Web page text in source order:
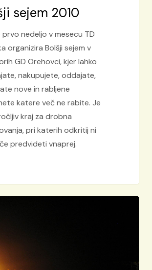
sejem 2010
prvo nedeljo v mesecu TD
organizira Bolšji sejem v
GD Orehovci, kjer lahko
nakupujete, oddajate,
nove in rabljene
katere več ne rabite. Je
kraj za drobna
pri katerih odkritij ni
predvideti vnaprej.